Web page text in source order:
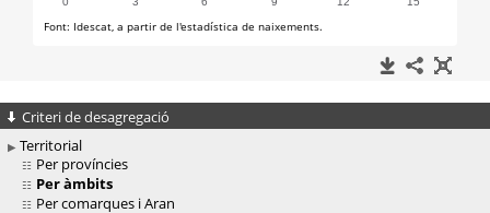
Criteri de desagregació
Territorial
Per províncies
Per àmbits
Per comarques i Aran